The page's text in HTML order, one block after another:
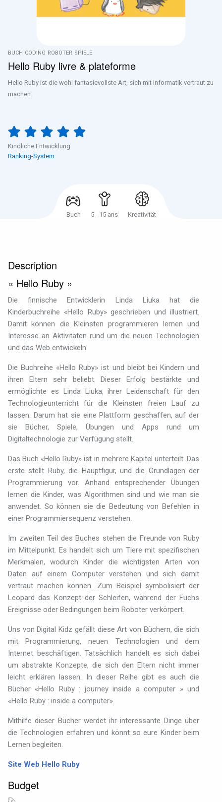
BUCH CODING ROBOTER SPIELE
Hello Ruby livre & plateforme
Hello Ruby ist die wohl fantasievollste Art, sich mit Informatik vertraut zu
machen.
Kindliche Entwicklung
Ranking-System
Buch 5 - 15 ans Kreativität
Description
« Hello Ruby »
Die finnische Entwicklerin Linda Liuka hat die
Kinderbuchreihe «Hello Ruby» geschrieben und illustriert.
Damit können die Kleinsten programmieren lernen und
Interesse an Aktivitäten rund um die neuen Technologien
und das Web entwickeln.
Die Buchreihe «Hello Ruby» ist und bleibt bei Kindern und
ihren Eltern sehr beliebt. Dieser Erfolg bestärkte und
ermöglichte es Linda Liuka, ihrer Leidenschaft für den
Technologieunterricht für die Kleinsten freien Lauf zu
lassen. Darum hat sie eine Plattform geschaffen, auf der
sie Bücher, Spiele, Übungen und Apps rund um
Digitaltechnologie zur Verfügung stellt.
Das Buch «Hello Ruby» ist in mehrere Kapitel unterteilt. Das
erste stellt Ruby, die Hauptfigur, und die Grundlagen der
Programmierung vor. Anhand entsprechender Übungen
lernen die Kinder, was Algorithmen sind und wie man sie
anwendet. So können sie die Bedeutung von Befehlen in
einer Programmiersequenz verstehen.
Im zweiten Teil des Buches stehen die Freunde von Ruby
im Mittelpunkt. Es handelt sich um Tiere mit spezifischen
Merkmalen, wodurch Kinder die wichtigsten Arten von
Daten auf einem Computer verstehen und sich damit
vertraut machen können. Zum Beispiel symbolisiert der
Leopard das Konzept der Schleifen, während der Fuchs
Ereignisse oder Bedingungen beim Roboter verkörpert.
Uns von Digital Kidz gefällt diese Art von Büchern, die sich
mit Programmierung, neuen Technologien und dem
Internet beschäftigen. Tatsächlich handelt es sich dabei
um abstrakte Konzepte, die sich den Eltern nicht immer
leicht erklären lassen. In dieser Reihe gibt es auch die
Bücher «Hello Ruby : journey inside a computer » und
«Hello Ruby : inside a computer».
Mithilfe dieser Bücher werdet ihr interessante Dinge über
die Technologien erfahren und könnt so eure Kinder beim
Lernen begleiten.
Site Web Hello Ruby
Budget